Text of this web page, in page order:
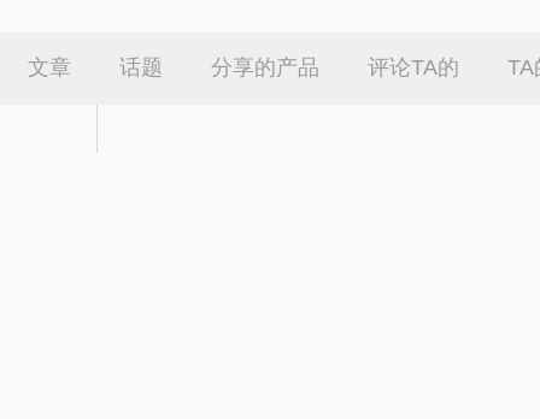
文章 话题 分享的产品 评论TA的 TA